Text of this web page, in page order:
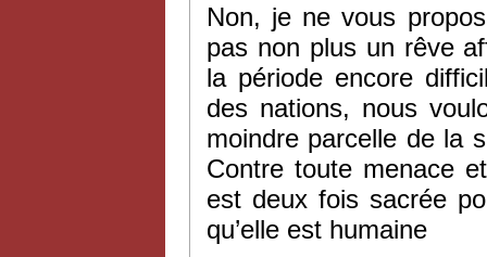
Non, je ne vous
pas non plus un rêve
la période encore
des nations, nous
moindre parcelle de la
Contre toute menace
est deux fois sacrée
qu’elle est humaine